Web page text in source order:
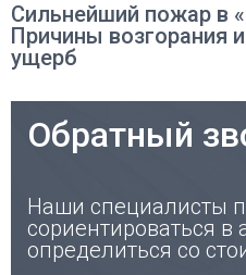
Сильнейший пожар в
Причины возгорания
ущерб
Обратный
Наши специалисты
сориентироваться в
определиться со